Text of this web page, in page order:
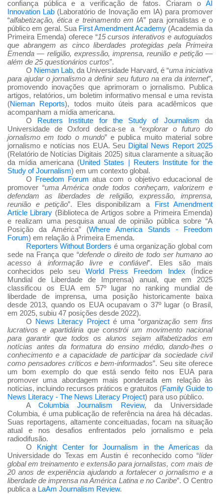
confiança pública e a verificação de fatos. Criaram o AI
Innovation Lab (Laboratório de Inovação em IA) para promover
“alfabetização, ética e treinamento em IA” para jornalistas e o
público em geral. Sua First Amendment Academy (Academia da
Primeira Emenda) oferece “15 cursos interativos e autoguiados
que abrangem as cinco liberdades protegidas pela Primeira
Emenda — religião, expressão, imprensa, reunião e petição —
além de 25 questionários curtos”.
O Nieman Lab, da Universidade Harvard, é “uma iniciativa
para ajudar o jornalismo a definir seu futuro na era da internet”,
promovendo inovações que aprimoram o jornalismo. Publica
artigos, relatórios, um boletim informativo mensal e uma revista
(Nieman Reports), todos muito úteis para acadêmicos que
acompanham a mídia americana.
O Reuters Institute for the Study of Journalism da
Universidade de Oxford dedica-se a “explorar o futuro do
jornalismo em todo o mundo” e publica muito material sobre
jornalismo e notícias nos EUA. Seu Digital News Report 2025
(Relatório de Notícias Digitais 2025) situa claramente a situação
da mídia americana (United States | Reuters Institute for the
Study of Journalism) em um contexto global.
O Freedom Forum atua com o objetivo educacional de
promover “uma América onde todos conheçam, valorizem e
defendam as liberdades de religião, expressão, imprensa,
reunião e petição”. Eles disponibilizam a First Amendment
Article Library (Biblioteca de Artigos sobre a Primeira Emenda)
e realizam uma pesquisa anual de opinião pública sobre “A
Posição da América” (Where America Stands - Freedom
Forum) em relação à Primeira Emenda.
Reporters Without Borders é uma organização global com
sede na França que “defende o direito de todo ser humano ao
acesso à informação livre e confiável”. Eles são mais
conhecidos pelo seu World Press Freedom Index (Índice
Mundial de Liberdade de Imprensa) anual, que em 2025
classificou os EUA em 57º lugar no ranking mundial de
liberdade de imprensa, uma posição historicamente baixa
desde 2013, quando os EUA ocupavam o 37º lugar (o Brasil,
em 2025, subiu 47 posições desde 2022).
O News Literacy Projecté uma “organização sem fins
lucrativos e apartidária que constrói um movimento nacional
para garantir que todos os alunos sejam alfabetizados em
notícias antes da formatura do ensino médio, dando-lhes o
conhecimento e a capacidade de participar da sociedade civil
como pensadores críticos e bem-informados”. Seu site oferece
um bom exemplo do que está sendo feito nos EUA para
promover uma abordagem mais ponderada em relação às
notícias, incluindo recursos práticos e gratuitos (Family Guide to
News Literacy - The News Literacy Project) para uso público.
AColumbia Journalism Review, da Universidade
Columbia, é uma publicação de referência na área há décadas.
Suas reportagens, altamente conceituadas, focam na situação
atual e nos desafios enfrentados pelo jornalismo e pela
radiodifusão.
O Knight Center for Journalism in the Americas da
Universidade do Texas em Austin é reconhecido como “líder
global em treinamento e extensão para jornalistas, com mais de
20 anos de experiência ajudando a fortalecer o jornalismo e a
liberdade de imprensa na América Latina e no Caribe”. O Centro
publica a LaAm Journalism Review.